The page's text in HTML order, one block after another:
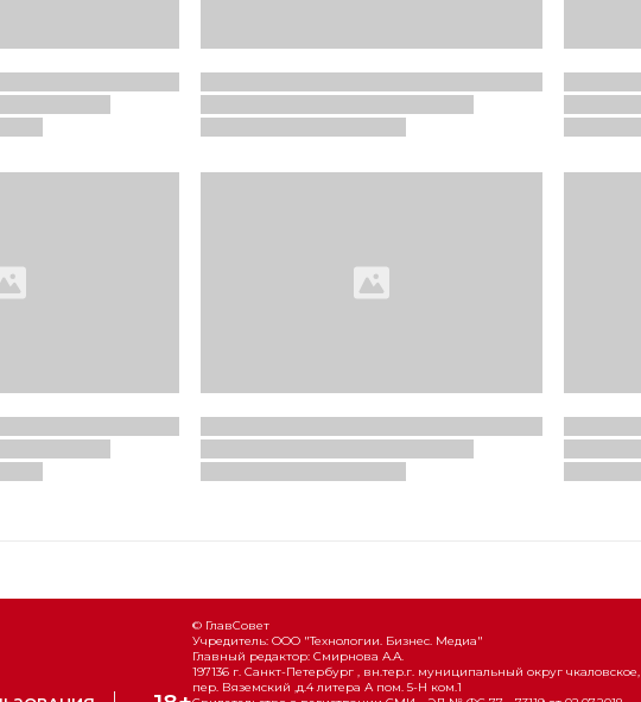
© ГлавСовет
Учредитель: ООО "Технологии. Бизнес. Медиа"
Главный редактор: Смирнова А.А.
197136 г. Санкт-Петербург , вн.тер.г. муниципальный округ чкаловское,
пер. Вяземский ,д.4 литера А пом. 5-Н ком.1